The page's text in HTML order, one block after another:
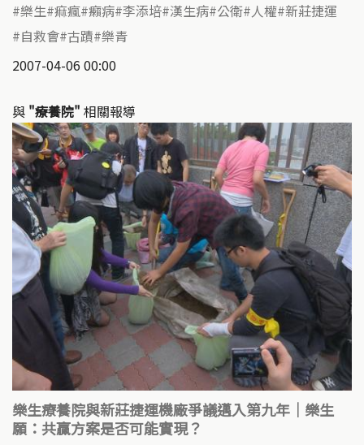
樂生 痲瘋 癩病 李添培 漢生病 公衛 人權 新莊捷運
自救會 古蹟 樂青
2007-04-06 00:00
與 "療養院" 相關報導
樂生療養院與新莊捷運機廠爭議邁入第九年｜樂生
願：共贏方案是否可能實現？